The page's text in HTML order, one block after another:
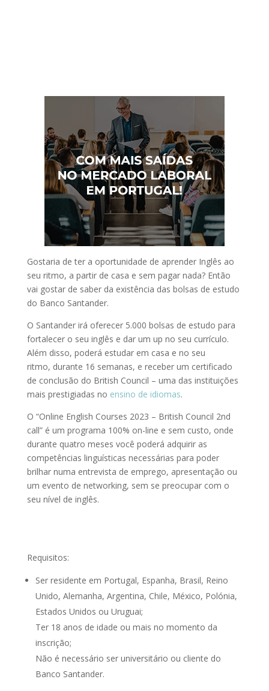
Gostaria de ter a oportunidade de aprender Inglês ao
seu ritmo, a partir de casa e sem pagar nada? Então
vai gostar de saber da existência das bolsas de estudo
do Banco Santander.
O Santander irá oferecer 5.000 bolsas de estudo para
fortalecer o seu inglês e dar um up no seu currículo.
Além disso, poderá estudar em casa e no seu
ritmo, durante 16 semanas, e receber um certificado
de conclusão do British Council – uma das instituições
mais prestigiadas no ensino de idiomas.
O “Online English Courses 2023 – British Council 2nd
call” é um programa 100% on-line e sem custo, onde
durante quatro meses você poderá adquirir as
competências linguísticas necessárias para poder
brilhar numa entrevista de emprego, apresentação ou
um evento de networking, sem se preocupar com o
seu nível de inglês.
Requisitos:
Ser residente em Portugal, Espanha, Brasil, Reino
Unido, Alemanha, Argentina, Chile, México, Polónia,
Estados Unidos ou Uruguai;
Ter 18 anos de idade ou mais no momento da
inscrição;
Não é necessário ser universitário ou cliente do
Banco Santander.